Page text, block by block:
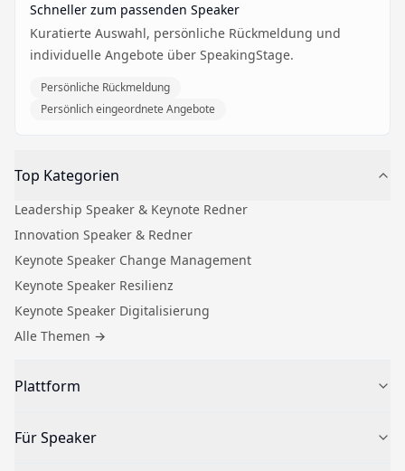
Schneller zum passenden Speaker
Kuratierte Auswahl, persönliche Rückmeldung und
individuelle Angebote über SpeakingStage.
Persönliche Rückmeldung
Persönlich eingeordnete Angebote
Top Kategorien
Leadership Speaker & Keynote Redner
Innovation Speaker & Redner
Keynote Speaker Change Management
Keynote Speaker Resilienz
Keynote Speaker Digitalisierung
Alle Themen →
Plattform
Für Veranstalter
Für Speaker